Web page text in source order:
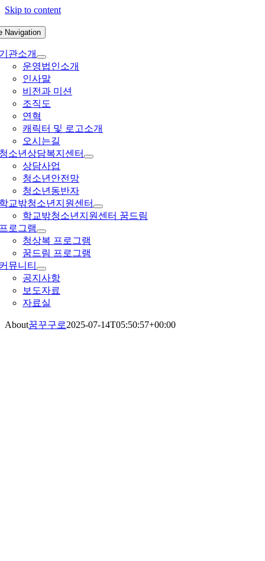
Skip to content
Navigation
관소개
운영법인소개
인사말
비전과 미션
조직도
연혁
캐릭터 및 로고소개
오시는길
소년상담복지센터
상담사업
청소년안전망
청소년동반자
교밖청소년지원센터
학교밖청소년지원센터 꿈드림
로그램
청상복 프로그램
꿈드림 프로그램
뮤니티
공지사항
보도자료
자료실
About꿈꾸구로2025-07-14T05:50:57+00:00